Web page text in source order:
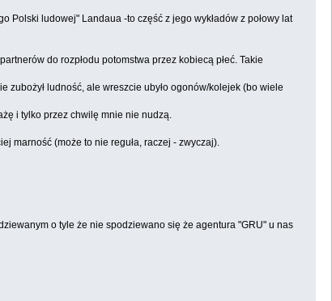
Polski ludowej" Landaua -to część z jego wykładów z połowy lat
do rozpłodu potomstwa przez kobiecą płeć. Takie
ludność, ale wreszcie ubyło ogonów/kolejek (bo wiele
i tylko przez chwilę mnie nie nudzą.
marność (może to nie reguła, raczej - zwyczaj).
o tyle że nie spodziewano się że agentura "GRU" u nas